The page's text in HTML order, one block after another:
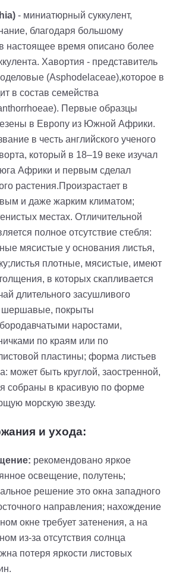
- миниатюрный суккулент,
благодаря большому
настоящее время описано более
Хавортия - представитель
(Asphodelaceae),которое в
в состав семейства
Первые образцы
в Европу из Южной Африки.
в честь английского ученого
который в 18–19 веке изучал
Африки и первым сделал
растения.Произрастает в
и даже жарким климатом;
местах. Отличительной
полное отсутствие стебля:
мясистые у основания листья,
плотные, мясистые, имеют
в которых скапливается
длительного засушливого
шершавые, покрыты
наростами,
по краям или по
пластины; форма листьев
может быть круглой, заостренной,
собраны в красивую по форме
морскую звезду.
и ухода:
рекомендовано яркое
освещение, полутень;
решение это окна западного
направления; нахождение
окне требует затенения, а на
из-за отсутствия солнца
потеря яркости листовых